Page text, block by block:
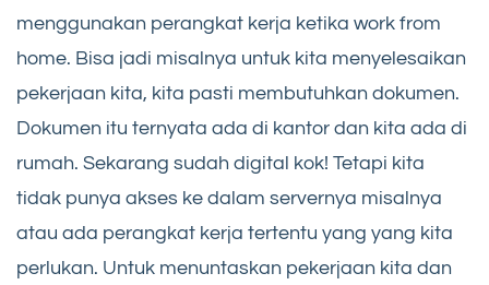
menggunakan perangkat kerja ketika work from
home. Bisa jadi misalnya untuk kita menyelesaikan
pekerjaan kita, kita pasti membutuhkan dokumen.
Dokumen itu ternyata ada di kantor dan kita ada di
rumah. Sekarang sudah digital kok! Tetapi kita
tidak punya akses ke dalam servernya misalnya
atau ada perangkat kerja tertentu yang yang kita
perlukan. Untuk menuntaskan pekerjaan kita dan